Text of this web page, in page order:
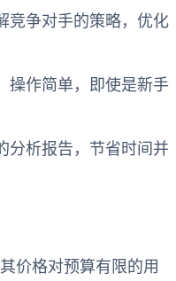
竞争对手的策略，优化
操作简单，即使是新手
分析报告，节省时间并
价格对预算有限的用